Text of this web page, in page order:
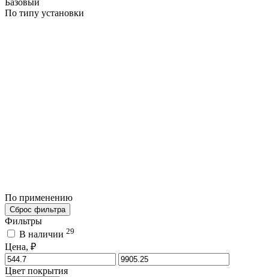
По типу установки
По применению
Сброс фильтра
Фильтры
В наличии 29
Цена, ₽
Цвет покрытия